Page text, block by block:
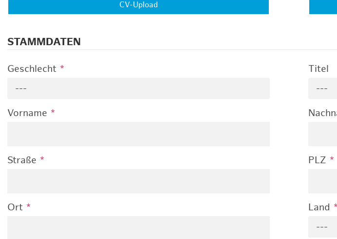
CV-Upload
STAMMDATEN
Geschlecht *
---
Titel
---
Vorname *
Straße * PLZ *
Ort * Land *
---